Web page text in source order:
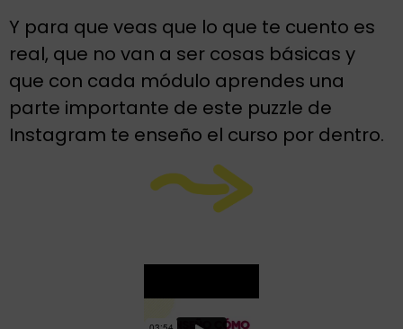
Y para que veas que lo que te cuento es
real, que no van a ser cosas básicas y
que con cada módulo aprendes una
parte importante de este puzzle de
Instagram te enseño el curso por dentro.